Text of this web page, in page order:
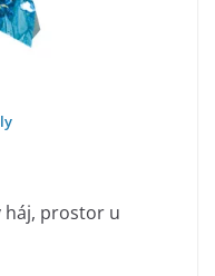
háj, prostor u